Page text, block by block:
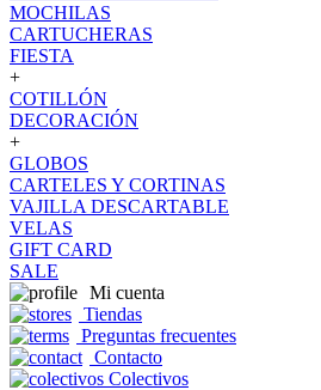
MOCHILAS
CARTUCHERAS
FIESTA
+
COTILLÓN
DECORACIÓN
+
GLOBOS
CARTELES Y CORTINAS
VAJILLA DESCARTABLE
VELAS
GIFT CARD
SALE
Mi cuenta
Tiendas
Preguntas frecuentes
Contacto
Colectivos